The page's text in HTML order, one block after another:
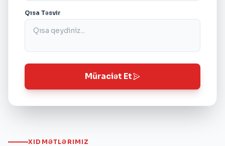
XIDMƏTLƏRIMIZ
Qısa Təsvir
Müraciət Et